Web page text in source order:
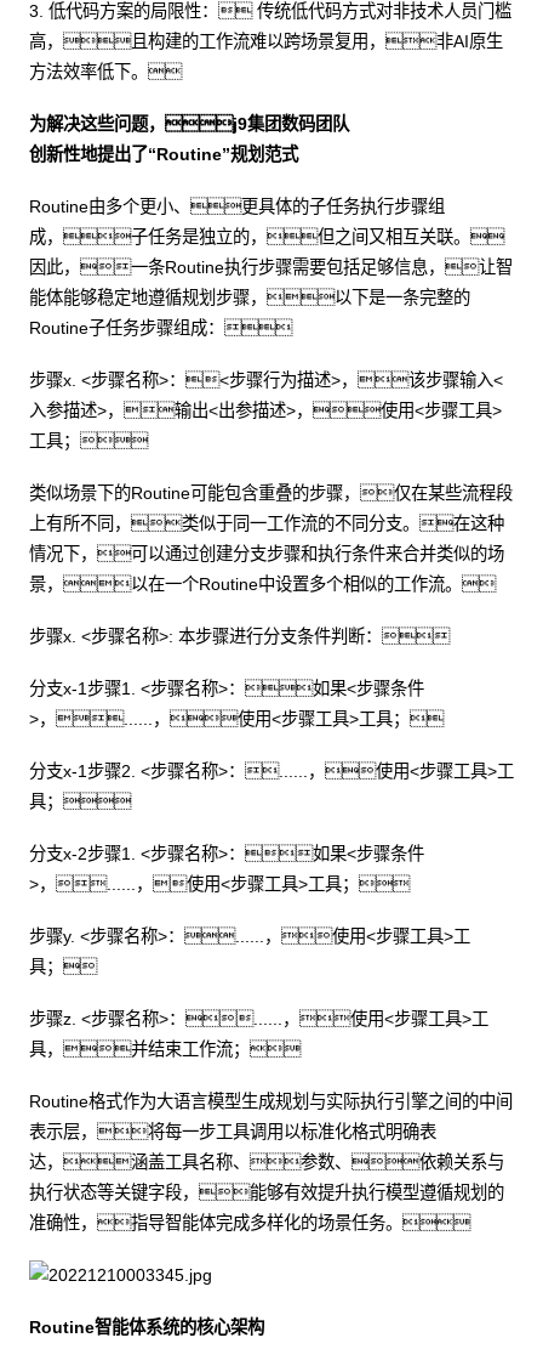
3. 低代码方案的局限性： 传统低代码方式对非技术人员门槛
高，且构建的工作流难以跨场景复用，非AI原生
方法效率低下。
为解决这些问题，j9集团数码团队
创新性地提出了“Routine”规划范式
Routine由多个更小、更具体的子任务执行步骤组
成，子任务是独立的，但之间又相互关联。
因此，一条Routine执行步骤需要包括足够信息，让智
能体能够稳定地遵循规划步骤，以下是一条完整的
Routine子任务步骤组成：
步骤x. <步骤名称>：<步骤行为描述>，该步骤输入<
入参描述>，输出<出参描述>，使用<步骤工具>
工具；
类似场景下的Routine可能包含重叠的步骤，仅在某些流程段
上有所不同，类似于同一工作流的不同分支。在这种
情况下，可以通过创建分支步骤和执行条件来合并类似的场
景，以在一个Routine中设置多个相似的工作流。
步骤x. <步骤名称>: 本步骤进行分支条件判断：
分支x-1步骤1. <步骤名称>：如果<步骤条件
>，......，使用<步骤工具>工具；
分支x-1步骤2. <步骤名称>：......，使用<步骤工具>工
具；
分支x-2步骤1. <步骤名称>：如果<步骤条件
>，......，使用<步骤工具>工具；
步骤y. <步骤名称>：......，使用<步骤工具>工
具；
步骤z. <步骤名称>：......，使用<步骤工具>工
具，并结束工作流；
Routine格式作为大语言模型生成规划与实际执行引擎之间的中间
表示层，将每一步工具调用以标准化格式明确表
达，涵盖工具名称、参数、依赖关系与
执行状态等关键字段，能够有效提升执行模型遵循规划的
准确性，指导智能体完成多样化的场景任务。
Routine智能体系统的核心架构